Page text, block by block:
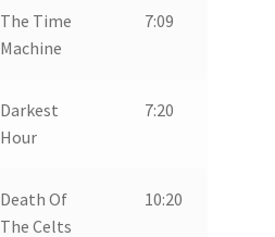
The Time
Machine
7:09
Darkest
Hour
7:20
Death Of
The Celts
10:20